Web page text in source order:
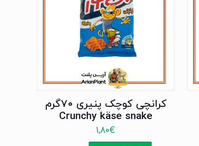
کرانچی کوچک پنیری 70گرم
Crunchy käse snake
1,80€